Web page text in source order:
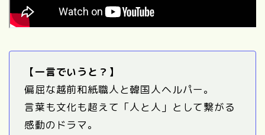
【一言でいうと？】
偏屈な越前和紙職人と韓国人ヘルパー。
言葉も文化も超えて「人と人」として繋がる
感動のドラマ。